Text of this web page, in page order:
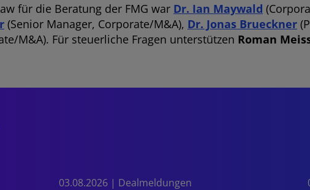
für die Beratung der FMG war Dr. Ian Maywald
(Senior Manager, Corporate/M&A), Dr. Jonas Brueckner
M&A). Für steuerliche Fragen unterstützen Roman
03.08.2026 | Dealmeldungen